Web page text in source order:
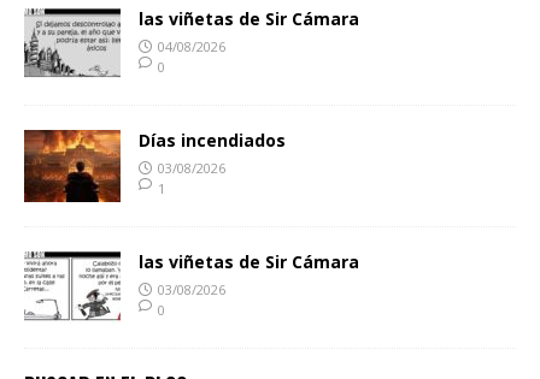
las viñetas de Sir Cámara
04/08/2026
0
Días incendiados
03/08/2026
1
las viñetas de Sir Cámara
03/08/2026
0